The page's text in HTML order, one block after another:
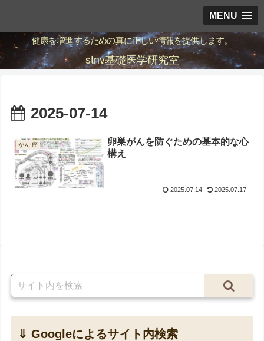
MENU
健康を増進するための真に正しい情報を提供します。
stnv基礎医学研究室
2025-07-14
がん-癌
卵巣がんを防ぐための基本的な心
構え
2025.07.14 2025.07.17
⇓ Googleによるサイト内検索